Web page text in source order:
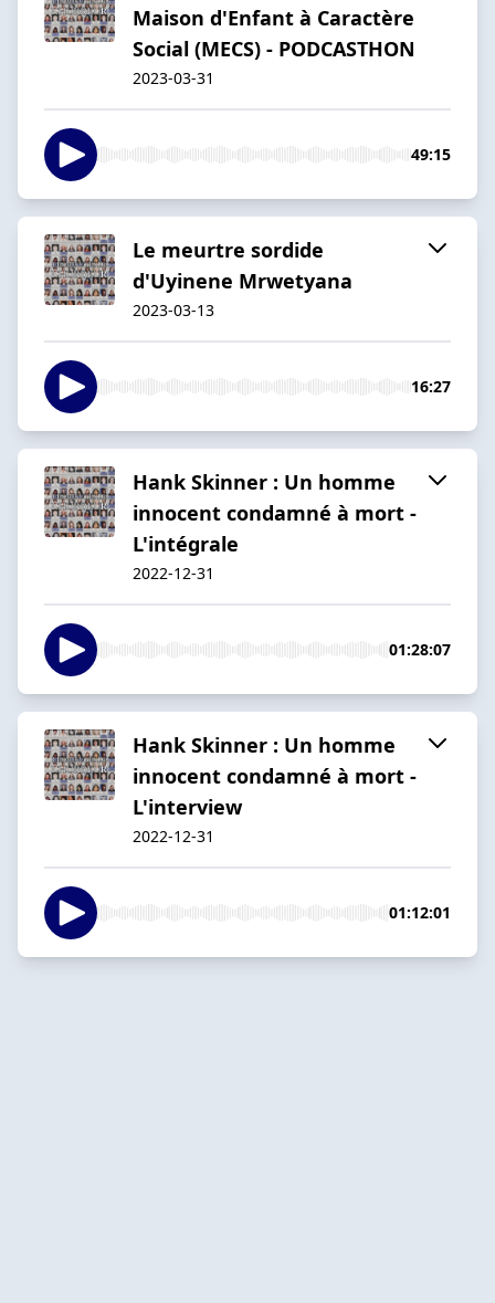
Maison d'Enfant à Caractère
Social (MECS) - PODCASTHON
2023-03-31
49:15
Le meurtre sordide
d'Uyinene Mrwetyana
2023-03-13
16:27
Hank Skinner : Un homme
innocent condamné à mort -
L'intégrale
2022-12-31
01:28:07
Hank Skinner : Un homme
innocent condamné à mort -
L'interview
2022-12-31
01:12:01